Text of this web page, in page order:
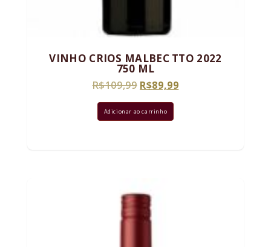
VINHO CRIOS MALBEC TTO 2022
750 ML
R$109,99 O
original
era:
R$89,99O
Adicionar ao carrinho